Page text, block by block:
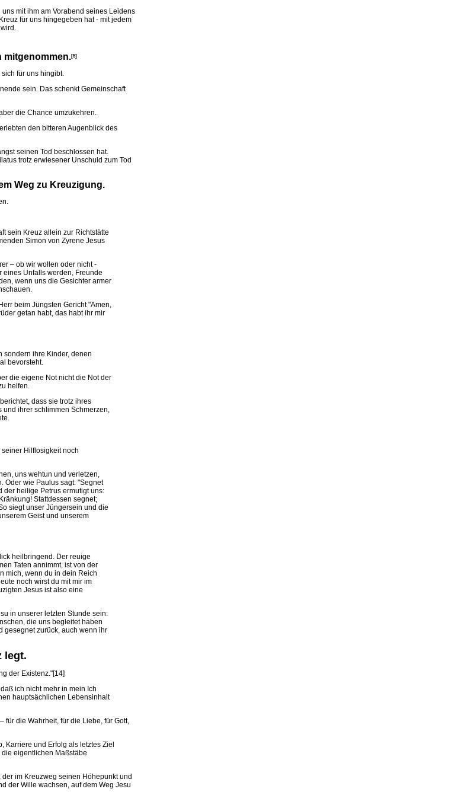
mit ihm am Vorabend seines Leidens
für uns hingegeben hat - mit jedem
mitgenommen.[5]
für uns hingibt.
sein. Das schenkt Gemeinschaft
die Chance umzukehren.
den bitteren Augenblick des
seinen Tod beschlossen hat.
trotz erwiesener Unschuld zum Tod
Weg zu Kreuzigung.
sein Kreuz allein zur Richtstätte
Simon von Zyrene Jesus
– ob wir wollen oder nicht -
eines Unfalls werden, Freunde
wenn uns die Gesichter armer
beim Jüngsten Gericht "Amen,
getan habt, das habt ihr mir
sondern ihre Kinder, denen
bevorsteht.
die eigene Not nicht die Not der
helfen.
dass sie trotz ihres
ihrer schlimmen Schmerzen,
Hilflosigkeit noch
uns wehtun und verletzen,
Oder wie Paulus sagt: "Segnet
der heilige Petrus ermutigt uns:
Stattdessen segnet;
siegt unser Jüngersein und die
Geist und unserem
heilbringend. Der reuige
Taten annimmt, ist von der
mich, wenn du in dein Reich
noch wirst du mit mir im
Jesus ist also eine
in unserer letzten Stunde sein:
die uns begleitet haben
gesegnet zurück, auch wenn ihr
legt.
der Existenz."[14]
ich nicht mehr in mein Ich
hauptsächlichen Lebensinhalt
für die Wahrheit, für die Liebe, für Gott,
Karriere und Erfolg als letztes Ziel
eigentlichen Maßstäbe
im Kreuzweg seinen Höhepunkt und
der Wille wachsen, auf dem Weg Jesu